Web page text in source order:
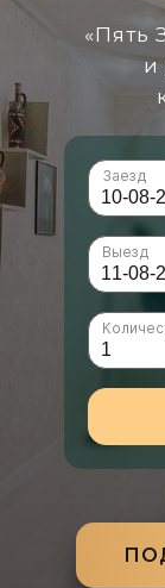
«Пять
и